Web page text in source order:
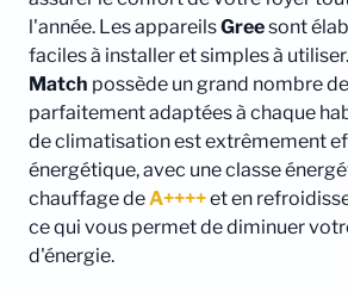
l'année. Les appareilsGreesont
faciles à installer et simples à
Match possède un grand nombre
parfaitement adaptées à chaque
de climatisation est extrêmement
énergétique, avec une classe
chauffage deA++++et en
ce qui vous permet de diminuer
d'énergie.